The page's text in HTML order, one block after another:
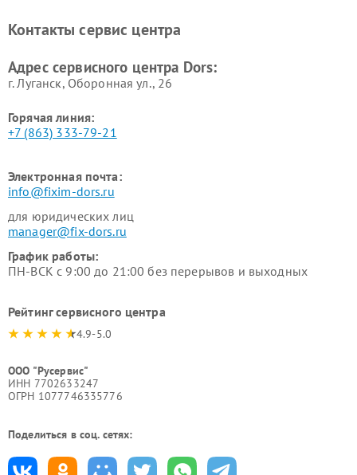
Контакты сервис центра
Адрес сервисного центра Dors:
г. Луганск, Оборонная ул., 26
Горячая линия:
+7 (863) 333-79-21
Электронная почта:
info@fixim-dors.ru
для юридических лиц
manager@fix-dors.ru
График работы:
ПН-ВСК с 9:00 до 21:00 без перерывов и выходных
Рейтинг сервисного центра
4.9-5.0
ООО "Русервис"
ИНН 7702633247
ОГРН 1077746335776
Поделиться в соц. сетях: